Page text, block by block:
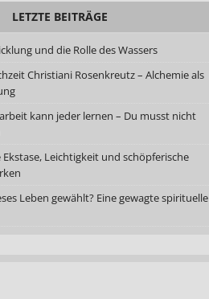
LETZTE BEITRÄGE
und die Rolle des Wassers
Christiani Rosenkreutz – Alchemie als
kann jeder lernen – Du musst nicht
Ekstase, Leichtigkeit und schöpferische
Leben gewählt? Eine gewagte spirituelle